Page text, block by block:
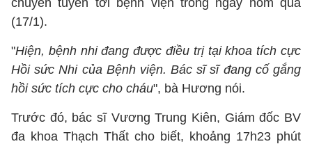
chuyển tuyến tới bệnh viện trong ngày hôm qua
(17/1).
"Hiện, bệnh nhi đang được điều trị tại khoa tích cực
Hồi sức Nhi của Bệnh viện. Bác sĩ sĩ đang cố gắng
hồi sức tích cực cho cháu", bà Hương nói.
Trước đó, bác sĩ Vương Trung Kiên, Giám đốc BV
đa khoa Thạch Thất cho biết, khoảng 17h23 phút